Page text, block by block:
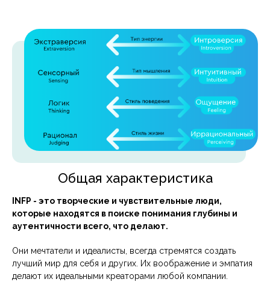
Общая характеристика
INFP - это творческие и чувствительные люди,
которые находятся в поиске понимания глубины и
аутентичности всего, что делают.
Они мечтатели и идеалисты, всегда стремятся создать
лучший мир для себя и других. Их воображение и эмпатия
делают их идеальными креаторами любой компании.